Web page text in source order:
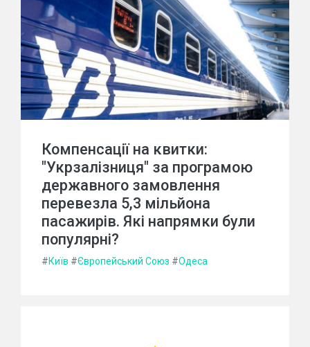
Компенсації на квитки:
"Укрзалізниця" за програмою
державного замовлення
перевезла 5,3 мільйона
пасажирів. Які напрямки були
популярні?
#Київ #Європейський Союз #Одеса